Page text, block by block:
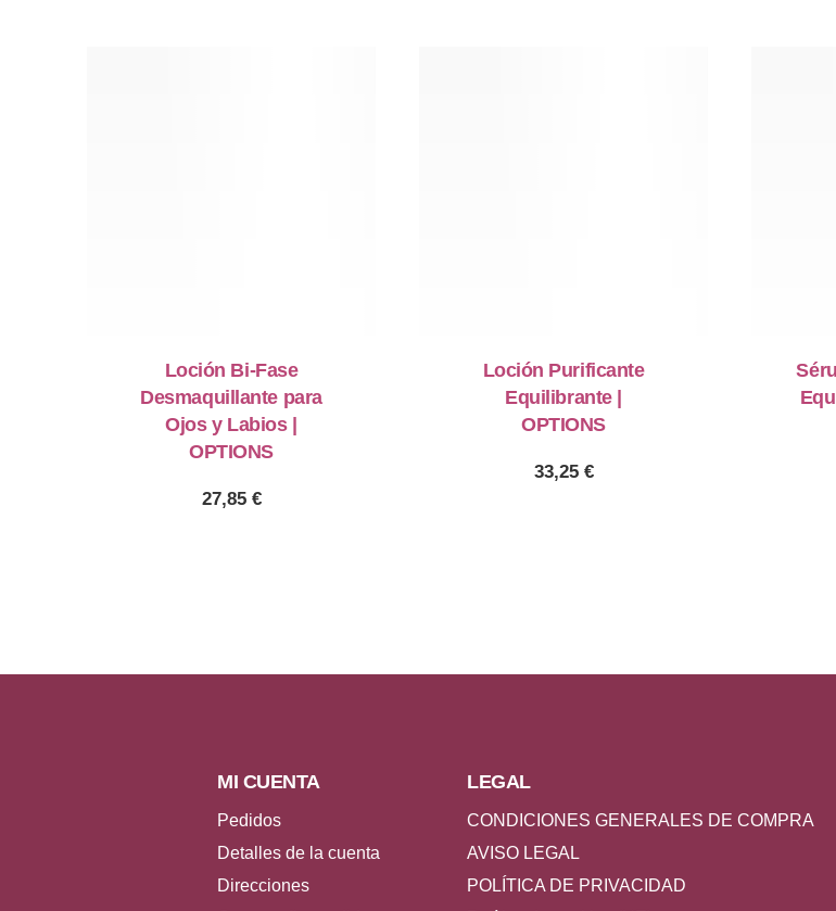
Loción Bi-Fase
Desmaquillante para
Ojos y Labios |
OPTIONS
27,85 €
Loción Purificante
Equilibrante |
OPTIONS
33,25 €
MI CUENTA
Pedidos
Detalles de la cuenta
Direcciones
LEGAL
CONDICIONES GENERALES DE COMPRA
AVISO LEGAL
POLÍTICA DE PRIVACIDAD